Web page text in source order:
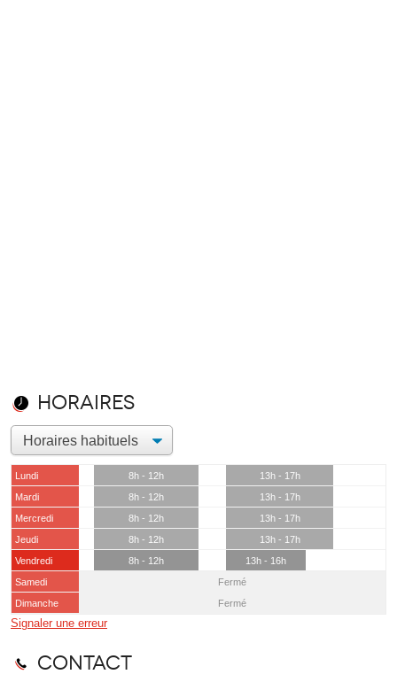
Horaires
Lundi 8h - 12h
13h - 17h
Mardi
8h - 12h
13h - 17h
Mercredi
8h - 12h
13h - 17h
Jeudi
8h - 12h
13h - 17h
Vendredi
8h - 12h
13h - 16h
Samedi
Fermé
Dimanche
Fermé
Signaler une erreur
Contact